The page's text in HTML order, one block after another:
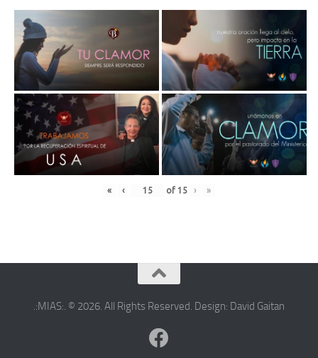
« ‹ of 15 › »
.:MIAS:. © 2026. All Rights Reserved. Design: David Gaitan